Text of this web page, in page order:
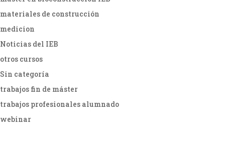
materiales de construcción
medicion
Noticias del IEB
otros cursos
Sin categoría
trabajos fin de máster
trabajos profesionales alumnado
webinar